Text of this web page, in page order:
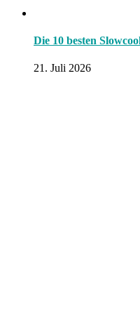
Die 10 besten
21. Juli 2026